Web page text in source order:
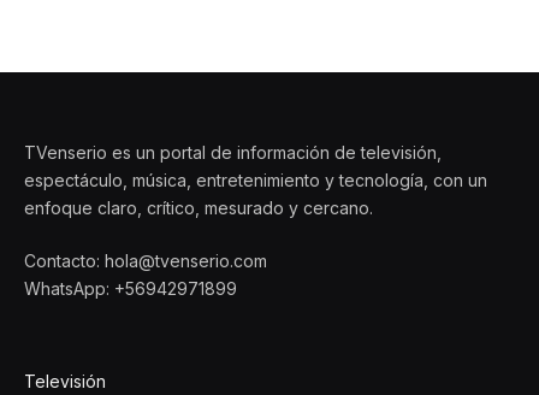
TVenserio es un portal de información de televisión,
espectáculo, música, entretenimiento y tecnología, con un
enfoque claro, crítico, mesurado y cercano.
Contacto: hola@tvenserio.com
WhatsApp: +56942971899
Televisión